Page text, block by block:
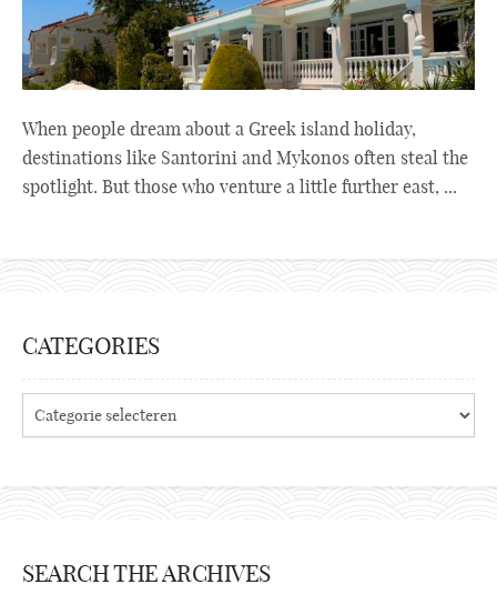
When people dream about a Greek island holiday,
destinations like Santorini and Mykonos often steal the
spotlight. But those who venture a little further east, ...
CATEGORIES
SEARCH THE ARCHIVES